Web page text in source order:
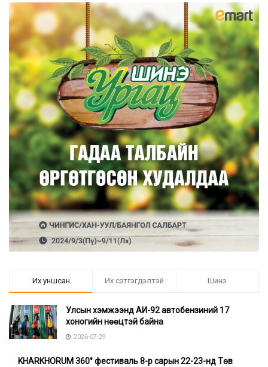
Их уншсан Их сэтгэгдэлтэй Шинэ
Улсын хэмжээнд АИ-92 автобензиний 17
хоногийн нөөцтэй байна
2026-07-29
KHARKHORUM 360° фестиваль 8-р сарын 22-23-нд Төв